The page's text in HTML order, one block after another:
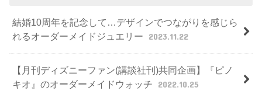
結婚10周年を記念して…デザインでつながりを感じら
れるオーダーメイドジュエリー
2023.11.22
【月刊ディズニーファン(講談社刊)共同企画】『ピノ
キオ』のオーダーメイドウォッチ
2022.10.25